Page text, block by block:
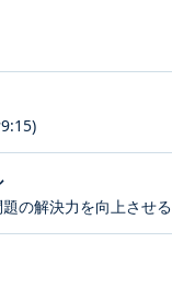
の解決力を向上させる